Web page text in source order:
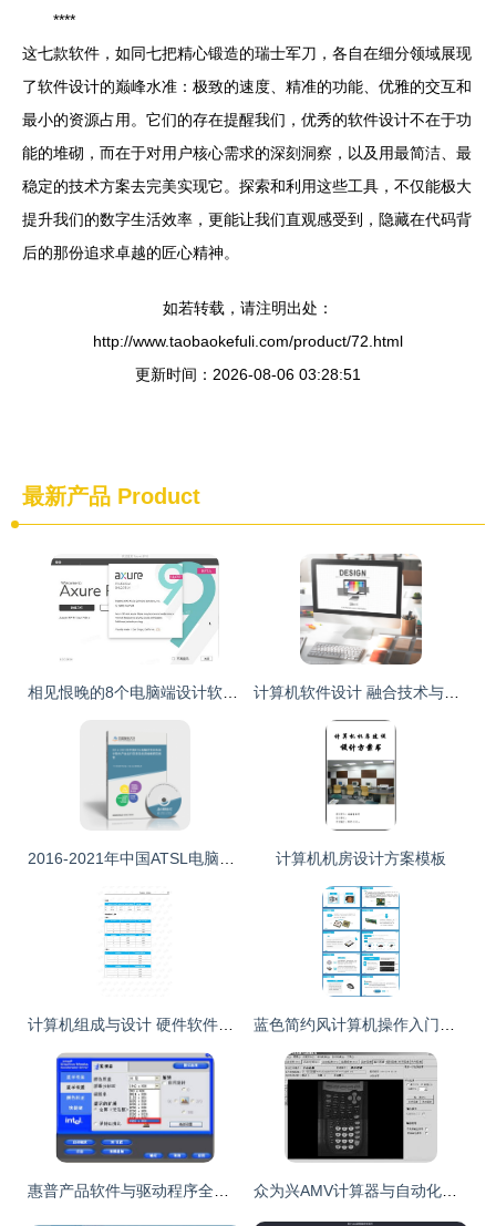
****
这七款软件，如同七把精心锻造的瑞士军刀，各自在细分领域展现
了软件设计的巅峰水准：极致的速度、精准的功能、优雅的交互和
最小的资源占用。它们的存在提醒我们，优秀的软件设计不在于功
能的堆砌，而在于对用户核心需求的深刻洞察，以及用最简洁、最
稳定的技术方案去完美实现它。探索和利用这些工具，不仅能极大
提升我们的数字生活效率，更能让我们直观感受到，隐藏在代码背
后的那份追求卓越的匠心精神。
如若转载，请注明出处：
http://www.taobaokefuli.com/product/72.html
更新时间：2026-08-06 03:28:51
最新产品 Product
相见恨晚的8个电脑端设计软件，没用过的都后悔了 计算机软件设计 融合技术与艺术的设计之道
2016-2021年中国ATSL电脑印花分色设计软件产业运行态势及投资战略研究报告 计算机机房设计方案模板
计算机组成与设计 硬件软件接口（原书第4版）学习与应用指南 蓝色简约风计算机操作入门培训PPT模板 熊猫办公精选推荐
惠普产品软件与驱动程序全面指南 从下载到支持的完整解决方案 众为兴AMV计算器与自动化解决方案 从掌上检测到软件设计的一体化服务